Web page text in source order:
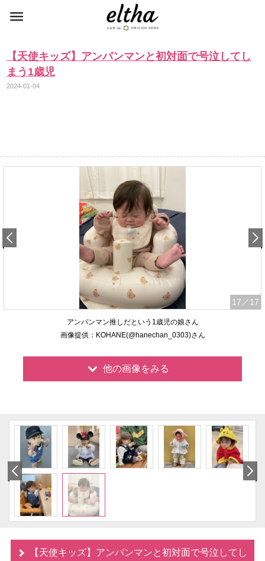
【天使キッズ】アンパンマンと初対面で号泣してし
まう1歳児
2024-01-04
17 ／17
アンパンマン推しだという1歳児の娘さん
画像提供：KOHANE(@hanechan_0303)さん
他の画像をみる
【天使キッズ】アンパンマンと初対面で号泣してし